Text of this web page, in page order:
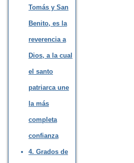
Tomás y San
Benito, es la
reverencia a
Dios, a la cual
el santo
patriarca une
la más
completa
confianza
4. Grados de